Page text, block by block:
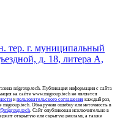
тер. г. муниципальный
д. 18, литера А,
migroup.tech. Публикация информации с сайта
на сайте www.migroup.tech не является
и пользовательского соглашения каждый раз,
migroup.tech. Обнаружив ошибку или неточность в
. Сайт опубликован исключительно в
открытую или скрытую рекламу, а также